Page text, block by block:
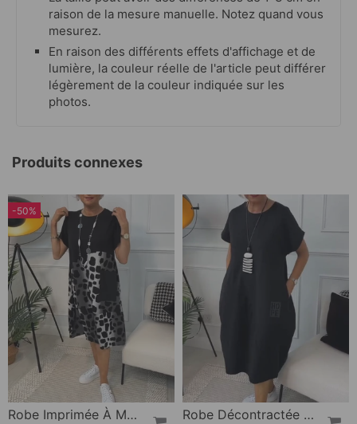
raison de la mesure manuelle. Notez quand vous
mesurez.
En raison des différents effets d'affichage et de
lumière, la couleur réelle de l'article peut différer
légèrement de la couleur indiquée sur les
photos.
Produits connexes
-50%
Robe Imprimée À Manches Courtes Et Col Rond
Robe Décontractée À Manches Courtes Et Imprimé Lettre Simple